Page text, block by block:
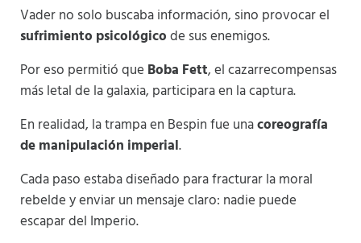
Vader no solo buscaba información, sino provocar el
sufrimiento psicológicode sus enemigos.
Por eso permitió que Boba Fett, el cazarrecompensas
más letal de la galaxia, participara en la captura.
En realidad, la trampa en Bespin fue unacoreografía
de manipulación imperial.
Cada paso estaba diseñado para fracturar la moral
rebelde y enviar un mensaje claro: nadie puede
escapar del Imperio.